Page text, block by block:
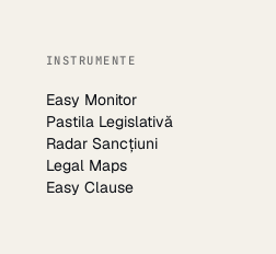
INSTRUMENTE
Easy Monitor
Pastila Legislativă
Radar Sancțiuni
Legal Maps
Easy Clause